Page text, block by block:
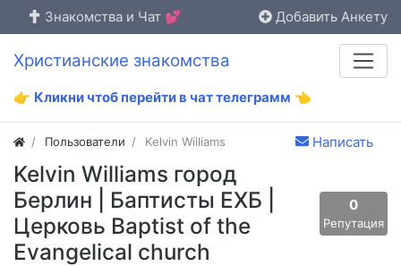
Знакомства и Чат 💕 Добавить Анкету
Христианские знакомства
👉 Кликни чтоб перейти в чат телеграмм 👈
Пользователи Kelvin Williams Написать
Kelvin Williams город
Берлин | Баптисты ЕХБ |
Церковь Baptist of the
Evangelical church
0
Репутация